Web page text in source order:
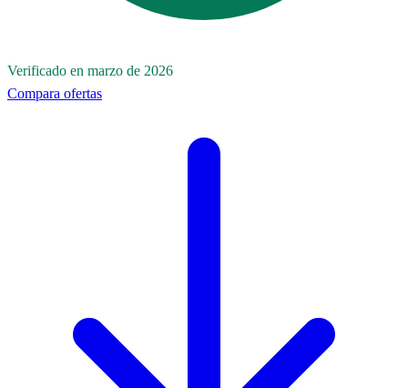
Verificado en marzo de 2026
Compara ofertas